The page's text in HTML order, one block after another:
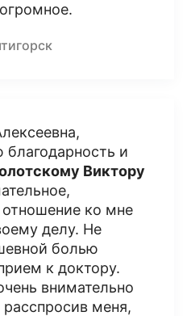
и
Виктору
ко мне
делу. Не
болью
к доктору.
внимательно
меня,